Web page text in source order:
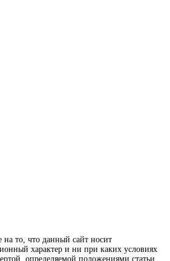
то, что данный сайт носит
характер и ни при каких условиях
определяемой положениями статьи